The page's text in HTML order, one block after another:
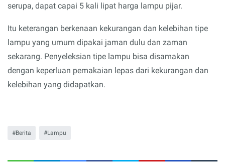
serupa, dapat capai 5 kali lipat harga lampu pijar.
Itu keterangan berkenaan kekurangan dan kelebihan tipe
lampu yang umum dipakai jaman dulu dan zaman
sekarang. Penyeleksian tipe lampu bisa disamakan
dengan keperluan pemakaian lepas dari kekurangan dan
kelebihan yang didapatkan.
Berita Lampu